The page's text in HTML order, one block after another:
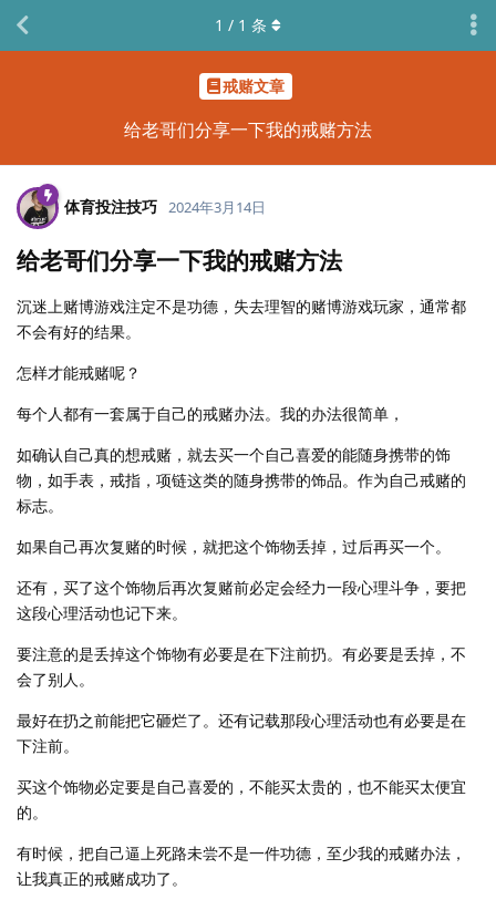
戒赌文章
给老哥们分享一下我的戒赌方法
1 / 1 条
体育投注技巧 2024年3月14日
给老哥们分享一下我的戒赌方法
沉迷上赌博游戏注定不是功德，失去理智的赌博游戏玩家，通常都
不会有好的结果。
怎样才能戒赌呢？
每个人都有一套属于自己的戒赌办法。我的办法很简单，
如确认自己真的想戒赌，就去买一个自己喜爱的能随身携带的饰
物，如手表，戒指，项链这类的随身携带的饰品。作为自己戒赌的
标志。
如果自己再次复赌的时候，就把这个饰物丢掉，过后再买一个。
还有，买了这个饰物后再次复赌前必定会经力一段心理斗争，要把
这段心理活动也记下来。
要注意的是丢掉这个饰物有必要是在下注前扔。有必要是丢掉，不
会了别人。
最好在扔之前能把它砸烂了。还有记载那段心理活动也有必要是在
下注前。
买这个饰物必定要是自己喜爱的，不能买太贵的，也不能买太便宜
的。
有时候，把自己逼上死路未尝不是一件功德，至少我的戒赌办法，
让我真正的戒赌成功了。